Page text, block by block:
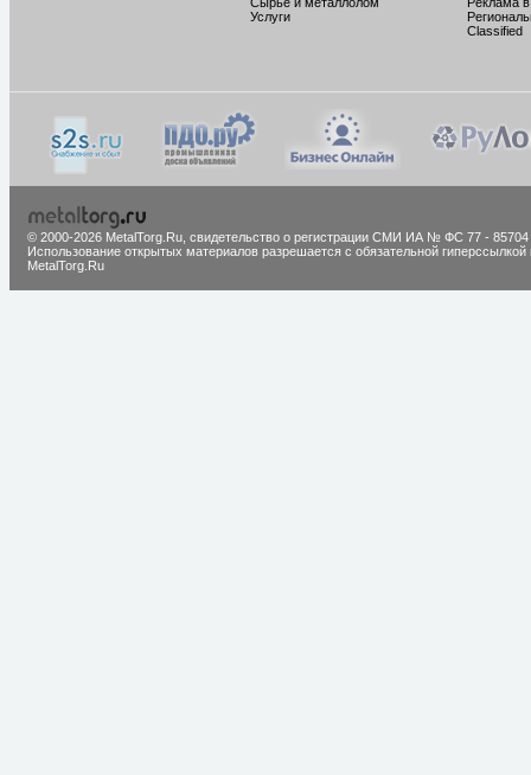
Услуги
Classified
© 2000-2026 MetalTorg.Ru, cвидетельство о регистрации СМИ ИА № ФС 77 - 85704
Использование открытых материалов разрешается с обязательной гиперссылкой
MetalTorg.Ru